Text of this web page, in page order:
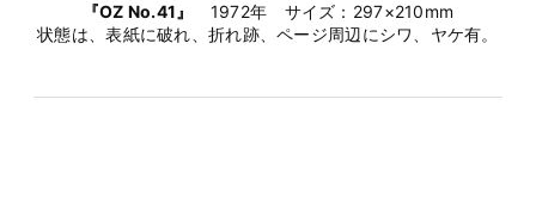
『OZ No.41』
1972年 サイズ：297×210mm
状態は、表紙に破れ、折れ跡、ページ周辺にシワ、ヤケ有。